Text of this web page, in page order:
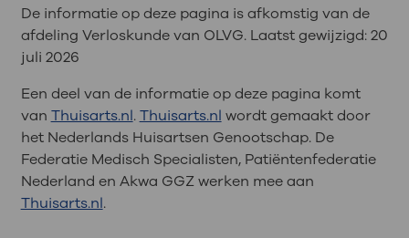
De informatie op deze pagina is afkomstig van de
afdeling Verloskunde van OLVG. Laatst gewijzigd:20
juli 2026
Een deel van de informatie op deze pagina komt
van Thuisarts.nl.Thuisarts.nl wordt gemaakt door
het Nederlands Huisartsen Genootschap. De
Federatie Medisch Specialisten, Patiëntenfederatie
Nederland en Akwa GGZ werken mee aan
Thuisarts.nl.